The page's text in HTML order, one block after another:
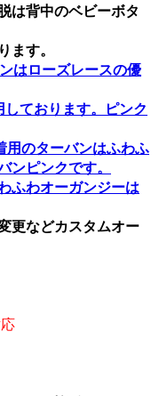
は背中のベビーボタ
ます。
はローズレースの優
ております。ピンク
のターバンはふわふ
ンピンクです。
ふわオーガンジーは
更などカスタムオー